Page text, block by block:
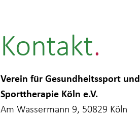
Kontakt
Verein für Gesundheitssport und
Sporttherapie Köln e.V.
Am Wassermann 9, 50829 Köln